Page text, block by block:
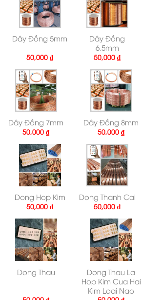
Dây Đồng 5mm
50,000₫
Dây Đồng
6,5mm
50,000₫
Dây Đồng 7mm
50,000₫
Dây Đồng 8mm
50,000₫
Dong Hop Kim
50,000₫
Dong Thanh Cai
50,000₫
Dong Thau
Dong Thau La
Hop Kim Cua Hai
Kim Loai Nao